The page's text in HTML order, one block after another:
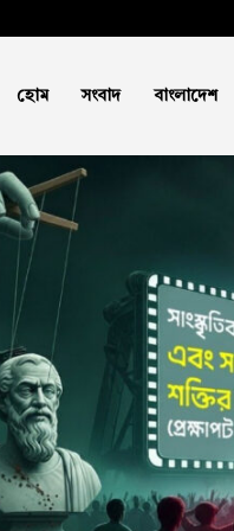
হোম সংবাদ বাংলাদেশ